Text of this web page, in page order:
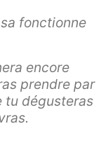
fonctionne
encore
prendre par
tu dégusteras